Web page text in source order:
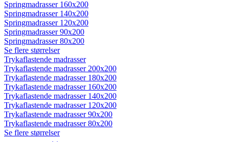
Springmadrasser 160x200
Springmadrasser 140x200
Springmadrasser 120x200
Springmadrasser 90x200
Springmadrasser 80x200
Se flere størrelser
Trykaflastende madrasser
Trykaflastende madrasser 200x200
Trykaflastende madrasser 180x200
Trykaflastende madrasser 160x200
Trykaflastende madrasser 140x200
Trykaflastende madrasser 120x200
Trykaflastende madrasser 90x200
Trykaflastende madrasser 80x200
Se flere størrelser